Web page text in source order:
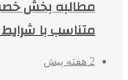
مطالبه بخش
متناسب با
2 هفته پیش